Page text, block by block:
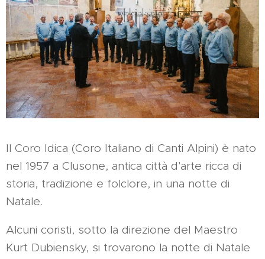
Il Coro Idica (Coro Italiano di Canti Alpini) è nato
nel 1957 a Clusone, antica città d'arte ricca di
storia, tradizione e folclore, in una notte di
Natale.
Alcuni coristi, sotto la direzione del Maestro
Kurt Dubiensky, si trovarono la notte di Natale